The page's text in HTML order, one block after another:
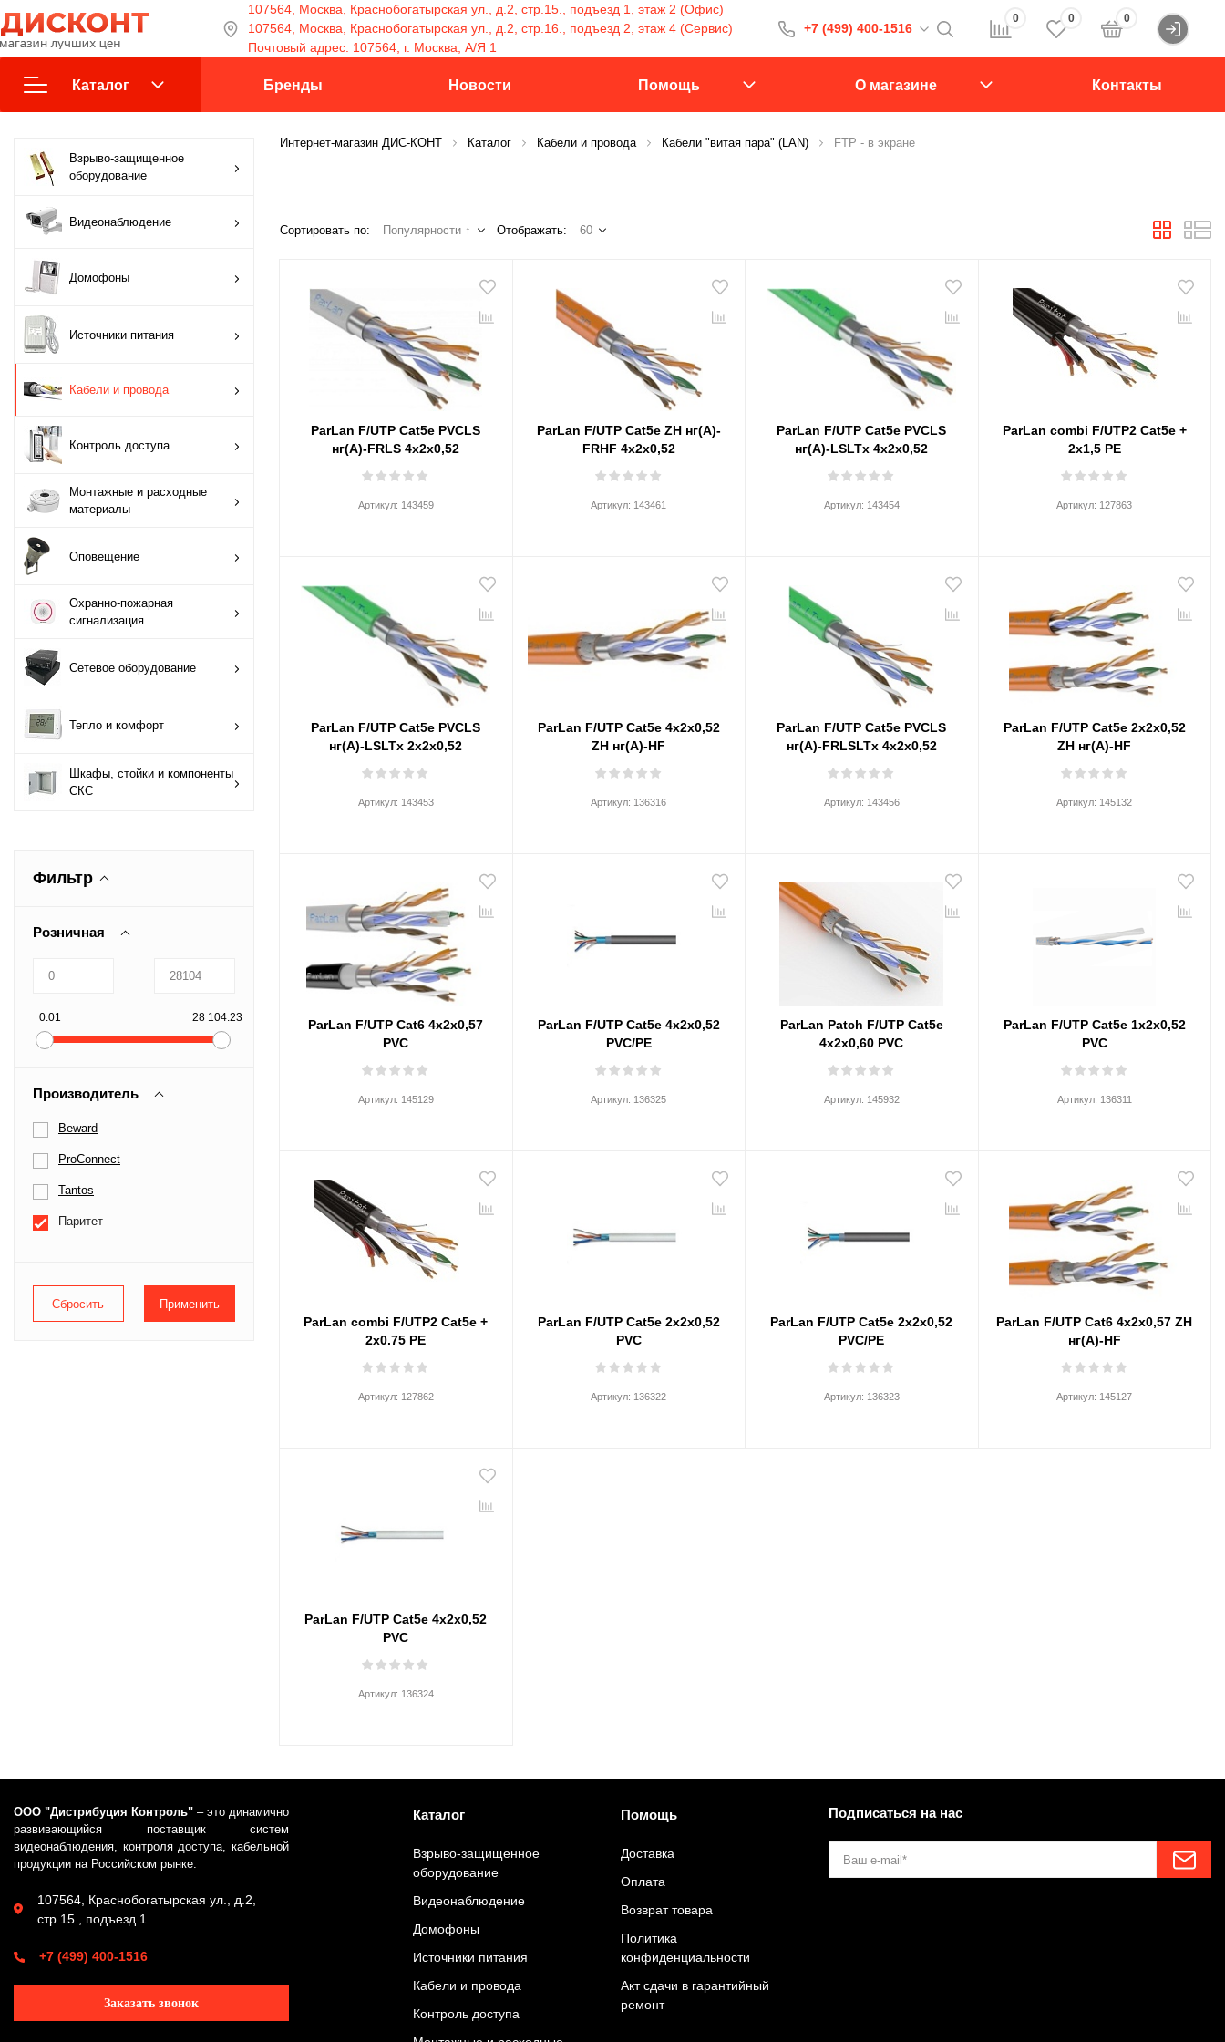
107564, Москва, Краснобогатырская ул., д.2, стр.15., подъезд 1, этаж 2 (Офис)
107564, Москва, Краснобогатырская ул., д.2, стр.16., подъезд 2, этаж 4 (Сервис)
Почтовый адрес: 107564, г. Москва, А/Я 1
+7 (499) 400-1516
+7 (499) 400-1516
С 9:30 до 18:00
0 0 0
Каталог
оборудование
Видеонаблюдение
Кабели и провода
Контроль доступа
Монтажные и
расходные
Охранно-пожарная
оборудование
компоненты СКС
Бренды Новости Помощь О магазине Контакты
Взрыво-защищенное
оборудование
Видеонаблюдение
Домофоны
Источники питания
Кабели и провода
Контроль доступа
Монтажные и расходные
материалы
Оповещение
Охранно-пожарная
сигнализация
Сетевое оборудование
Тепло и комфорт
Шкафы, стойки и компоненты
СКС
Фильтр
Розничная
0.01 28 104.23
Производитель
Beward
ProConnect
Tantos
Паритет
Интернет-магазин ДИС-КОНТ Каталог Кабели и провода Кабели "витая пара" (LAN) FTP - в экране
Сортировать по: Популярности ↑ Отображать: 60
ParLan F/UTP Сat5e PVCLS
нг(А)-FRLS 4х2х0,52
Артикул: 143459
ParLan F/UTP Сat5e ZH нг(А)-
FRHF 4х2х0,52
Артикул: 143461
ParLan F/UTP Cat5e PVCLS
нг(A)-LSLTx 4х2х0,52
Артикул: 143454
ParLan combi F/UTP2 Cat5e +
2х1,5 PE
Артикул: 127863
ParLan F/UTP Cat5e PVCLS
нг(A)-LSLTx 2х2х0,52
Артикул: 143453
ParLan F/UTP Cat5e 4х2х0,52
ZH нг(А)-HF
Артикул: 136316
ParLan F/UTP Сat5e PVCLS
нг(А)-FRLSLTx 4х2х0,52
Артикул: 143456
ParLan F/UTP Cat5e 2х2х0,52
ZH нг(А)-HF
Артикул: 145132
ParLan F/UTP Cat6 4х2х0,57
PVC
Артикул: 145129
ParLan F/UTP Cat5e 4х2х0,52
PVC/PE
Артикул: 136325
ParLan Patch F/UTP Cat5e
4х2х0,60 PVC
Артикул: 145932
ParLan F/UTP Cat5e 1х2х0,52
PVC
Артикул: 136311
ParLan combi F/UTP2 Cat5e +
2х0.75 PE
Артикул: 127862
ParLan F/UTP Cat5e 2х2х0,52
PVC
Артикул: 136322
ParLan F/UTP Cat5e 2х2х0,52
PVC/PE
Артикул: 136323
ParLan F/UTP Cat6 4х2х0,57 ZH
нг(А)-HF
Артикул: 145127
ParLan F/UTP Cat5e 4х2х0,52
PVC
Артикул: 136324
ООО "Дистрибуция Контроль" – это динамично
развивающийся поставщик систем
видеонаблюдения, контроля доступа, кабельной
продукции на Российском рынке.
107564, Краснобогатырская ул., д.2,
стр.15., подъезд 1
+7 (499) 400-1516
Заказать звонок
Каталог
Взрыво-защищенное
оборудование
Видеонаблюдение
Домофоны
Источники питания
Кабели и провода
Контроль доступа
Помощь
Доставка
Оплата
Возврат товара
Политика
конфиденциальности
Акт сдачи в гарантийный
ремонт
Подписаться на нас